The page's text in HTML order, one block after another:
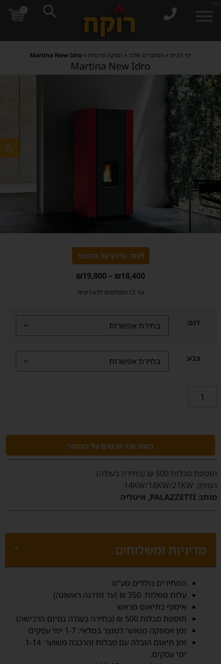
פתח
בס"ד
0
דף הבית » המוצרים שלנו » הסקה מרכזית »
Martina New Idro
לעוד מידע על המוצר
₪18,400
–
₪19,800
עד 12 תשלומים ללא ריבית
דגם:
צבע:
רוצה עוד פרטים על המוצר
תוספת סבלות 500 ₪ (בחירה בעגלה)
הספק: 14KW/18KW/21KW
מותג: PALAZZETTI, איטליה
Martina New Idro
מדיניות ומשלוחים
‫המחירים כוללים מע"מ‬
‫עלות משלוח‬: 350 ₪ (עד מדרגה ראשונה)
איסוף בתיאום מראש
תוספת סבלות 500 ₪ (בחירה בעגלה בסיום הרכישה)
זמן אספקה משוער למוצר במלאי: 1-7 ימי עסקים‬
זמן תיאום הובלה עם סבלות והרכבה משוער: 1-14
ימי עסקים.